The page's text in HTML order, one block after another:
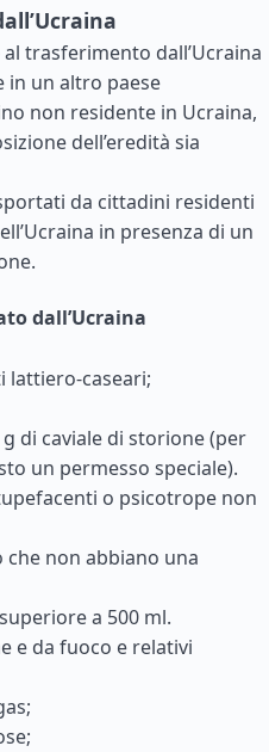
trasferimento dall’Ucraina
in un altro paese
non residente in Ucraina,
dell’eredità sia
da cittadini residenti
in presenza di un
dall’Ucraina
caseari;
di caviale di storione (per
un permesso speciale).
o psicotrope non
non abbiano una
a 500 ml.
e da fuoco e relativi